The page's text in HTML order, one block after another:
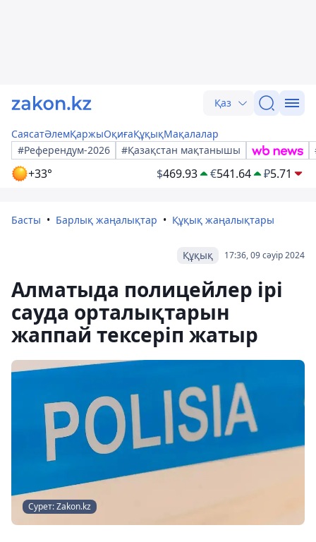
Қаз
СаясатӘлемҚаржыОқиғаҚұқықМақалалар
#Референдум-2026
#Қазақстан мақтанышы
+33° $469.93 €541.64 ₽5.71
Басты Барлық жаңалықтар Құқық жаңалықтары
17:36, 09 сәуір 2024
Құқық
Алматыда полицейлер ірі
сауда орталықтарын
жаппай тексеріп жатыр
Сурет: Zakon.kz